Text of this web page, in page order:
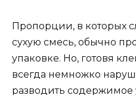
Пропорции, в которых
сухую смесь, обычно
упаковке. Но, готовя
всегда немножко
разводить содержимое